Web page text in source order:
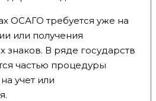
ОСАГО требуется уже на
или получения
знаков. В ряде государств
частью процедуры
учет или